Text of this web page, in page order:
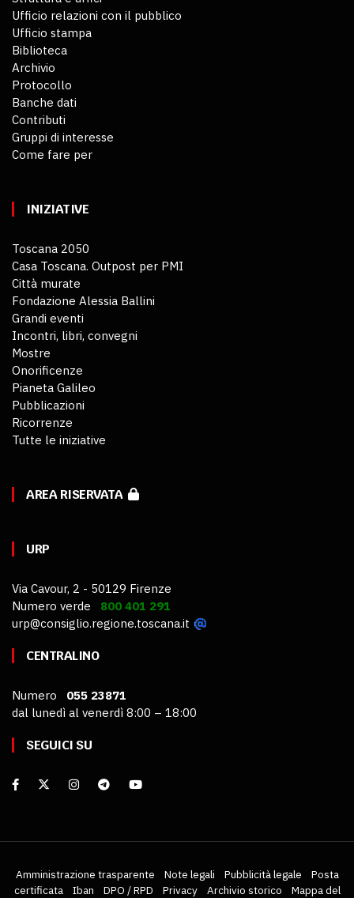
Ufficio relazioni con il pubblico
Ufficio stampa
Biblioteca
Archivio
Protocollo
Banche dati
Contributi
Gruppi di interesse
Come fare per
INIZIATIVE
Toscana 2050
Casa Toscana. Outpost per PMI
Città murate
Fondazione Alessia Ballini
Grandi eventi
Incontri, libri, convegni
Mostre
Onorificenze
Pianeta Galileo
Pubblicazioni
Ricorrenze
Tutte le iniziative
AREA RISERVATA
URP
Via Cavour, 2 - 50129 Firenze
Numero verde 800 401 291
urp@consiglio.regione.toscana.it
CENTRALINO
Numero 055 23871
dal lunedì al venerdì 8:00 – 18:00
SEGUICI SU
Amministrazione trasparente Note legali Pubblicità legale
Posta
certificata
Iban DPO / RPD Privacy Archivio storico Mappa del